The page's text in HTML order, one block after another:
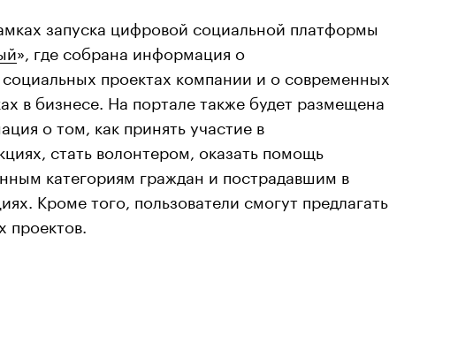
запуска цифровой социальной платформы
», где собрана информация о
проектах компании и о современных
в бизнесе. На портале также будет размещена
о том, как принять участие в
стать волонтером, оказать помощь
категориям граждан и пострадавшим в
Кроме того, пользователи смогут предлагать
проектов.